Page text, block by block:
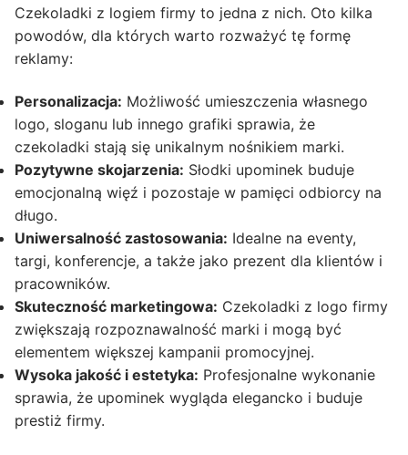
Czekoladki z logiem firmy to jedna z nich. Oto kilka
powodów, dla których warto rozważyć tę formę
reklamy:
Personalizacja: Możliwość umieszczenia własnego
logo, sloganu lub innego grafiki sprawia, że
czekoladki stają się unikalnym nośnikiem marki.
Pozytywne skojarzenia: Słodki upominek buduje
emocjonalną więź i pozostaje w pamięci odbiorcy na
długo.
Uniwersalność zastosowania: Idealne na eventy,
targi, konferencje, a także jako prezent dla klientów i
pracowników.
Skuteczność marketingowa: Czekoladki z logo firmy
zwiększają rozpoznawalność marki i mogą być
elementem większej kampanii promocyjnej.
Wysoka jakość i estetyka: Profesjonalne wykonanie
sprawia, że upominek wygląda elegancko i buduje
prestiż firmy.